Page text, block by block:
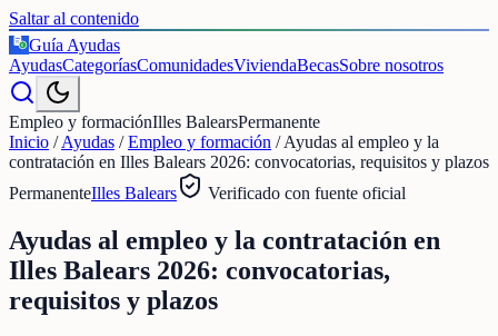
Saltar al contenido
€
Guía Ayudas
AyudasCategoríasComunidadesViviendaBecasSobre nosotros
Empleo y formaciónIlles BalearsPermanente
Inicio /Ayudas /Empleo y formación /Ayudas al empleo y la
contratación en Illes Balears 2026: convocatorias, requisitos y plazos
PermanenteIlles Balears Verificado con fuente oficial
Ayudas al empleo y la contratación en
Illes Balears 2026: convocatorias,
requisitos y plazos